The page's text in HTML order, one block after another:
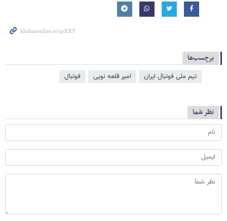
برچسب‌ها
تیم ملی فوتبال ایران امیر قلعه نویی فوتبال
نظر شما